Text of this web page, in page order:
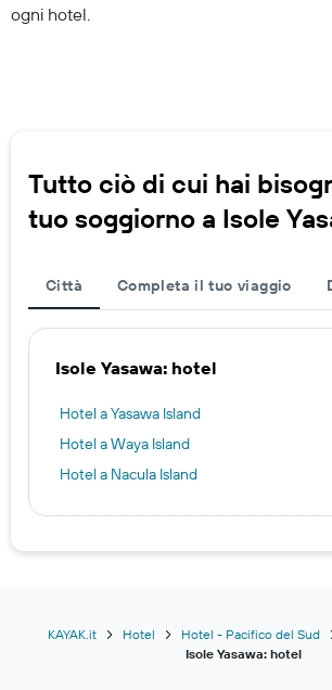
ogni hotel.
Tutto ciò di cui hai
tuo soggiorno a Isole
Città Completa il tuo viaggio
Isole Yasawa: hotel
Hotel a Yasawa Island
Hotel a Waya Island
Hotel a Nacula Island
KAYAK.it Hotel Hotel - Pacifico del Sud
Isole Yasawa: hotel